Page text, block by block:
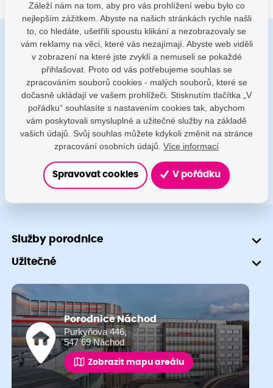
Buďte s námi v kontaktu
Jsme k dispozici pokud potřebujete pomoci
porodnice@nemocnicenachod.cz
+420 491 601 745
Služby porodnice
Užitečné
Porodnice Náchod
Purkyňova 446,
547 69 Náchod
Zobrazit mapu areálu
Záleží nám na tom, aby pro vás prohlížení webu bylo co
nejlepším zážitkem. Abyste na našich stránkách rychle našli
to, co hledáte, ušetřili spoustu klikání a nezobrazovaly se
vám reklamy na věci, které vás nezajímají. Abyste web viděli
v zobrazení na které jste zvyklí a nemuseli se pokaždé
přihlašovat. Proto od vás potřebujeme souhlas se
zpracováním souborů cookies - malých souborů, které se
dočasně ukládají ve vašem prohlížeči. Stisknutím tlačítka „V
pořádku“ souhlasíte s nastavením cookies tak, abychom
vám poskytovali smysluplné a užitečné služby na základě
vašich údajů. Svůj souhlas můžete kdykoli změnit na stránce
zpracování osobních údajů. Více informací
Spravovat cookies V pořádku